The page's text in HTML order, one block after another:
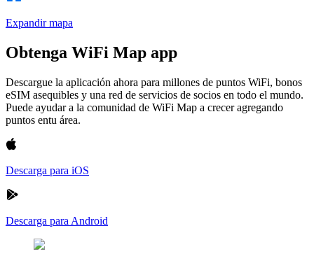
Expandir mapa
Obtenga WiFi Map app
Descargue la aplicación ahora para millones de puntos WiFi, bonos
eSIM asequibles y una red de servicios de socios en todo el mundo.
Puede ayudar a la comunidad de WiFi Map a crecer agregando
puntos entu área.
Descarga para iOS
Descarga para Android